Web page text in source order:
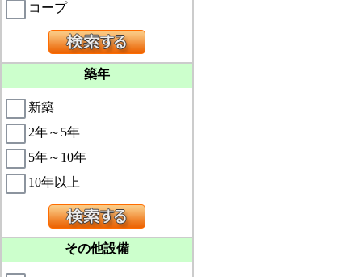
コープ
築年
新築
2年～5年
5年～10年
10年以上
その他設備